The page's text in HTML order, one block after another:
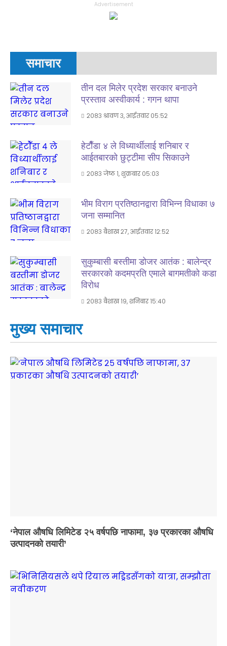
Advertisement
समाचार
तीन दल मिलेर प्रदेश सरकार बनाउने
प्रस्ताव अस्वीकार्य : गगन थापा
२०८३ श्रावण ३, आईतवार ०५:५२
हेटाैँडा ४ ले विध्यार्थीलाई शनिबार र
आईतबारकाे छुट्टीमा सीप सिकाउने
२०८३ जेष्ठ १, शुक्रबार ०५:०३
भीम विराग प्रतिष्ठानद्वारा विभिन्न विधाका ७
जना सम्मानित
२०८३ बैशाख २७, आईतवार १२:५२
सुकुम्बासी बस्तीमा डोजर आतंक : बालेन्द्र
सरकारको कदमप्रति एमाले बागमतीको कडा
विरोध
२०८३ बैशाख १९, शनिबार १५:४०
मुख्य समाचार
‘नेपाल औषधि लिमिटेड २५ वर्षपछि नाफामा, ३७ प्रकारका औषधि
उत्पादनको तयारी’